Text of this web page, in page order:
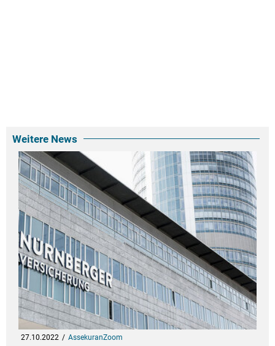
Weitere News
27.10.2022 AssekuranZoom